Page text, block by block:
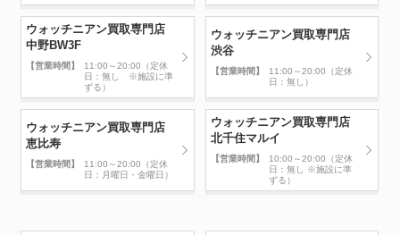
ウォッチニアン買取専門店
中野BW3F
【営業時間】
11:00～20:00（定休
日：無し ※施設に準
ずる）
ウォッチニアン買取専門店
渋谷
【営業時間】
11:00～20:00（定休
日：無し）
ウォッチニアン買取専門店
恵比寿
【営業時間】
11:00～20:00（定休
日：月曜日・金曜日）
ウォッチニアン買取専門店
北千住マルイ
【営業時間】
10:00～20:00（定休
日：無し ※施設に準
ずる）